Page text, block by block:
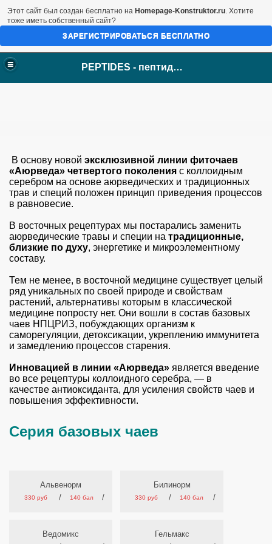
PEPTIDES - пептиды Хавинсона
В основу новой эксклюзивной линии фиточаев
«Аюрведа» четвертого поколения с коллоидным
серебром на основе аюрведических и традиционных
трав и специй положен принцип приведения процессов
в равновесие.
В восточных рецептурах мы постарались заменить
аюрведические травы и специи на традиционные,
близкие по духу, энергетике и микроэлементному
составу.
Тем не менее, в восточной медицине существует целый
ряд уникальных по своей природе и свойствам
растений, альтернативы которым в классической
медицине попросту нет. Они вошли в состав базовых
чаев НПЦРИЗ, побуждающих организм к
саморегуляции, детоксикации, укреплению иммунитета
и замедлению процессов старения.
Инновацией в линии «Аюрведа» является введение
во все рецептуры коллоидного серебра, — в
качестве антиоксиданта, для усиления свойств чаев и
повышения эффективности.
Серия базовых чаев
Альвенорм
330 руб / 140 бал /
Билинорм
330 руб / 140 бал /
Ведомикс Гельмакс
Этот сайт был создан бесплатно на Homepage-Konstruktor.ru. Хотите
тоже иметь собственный сайт?
ЗАРЕГИСТРИРОВАТЬСЯ БЕСПЛАТНО